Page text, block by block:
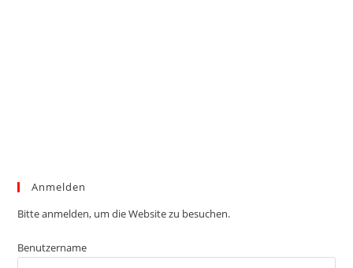
Anmelden
Bitte anmelden, um die Website zu besuchen.
Benutzername